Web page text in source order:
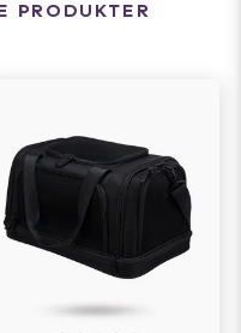
PRODUKTER